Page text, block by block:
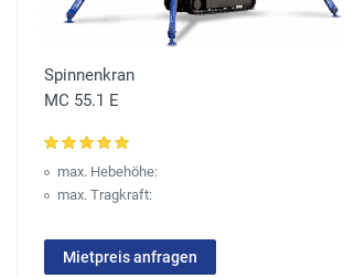
Spinnenkran
MC 55.1 E
max. Hebehöhe:
max. Tragkraft:
Mietpreis anfragen